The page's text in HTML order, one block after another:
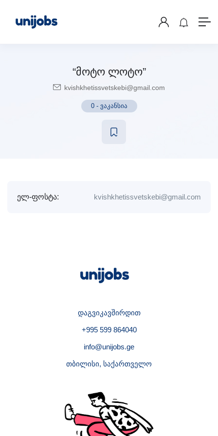
“მოტო ლოტო”
kvishkhetissvetskebi@gmail.com
0- ვაკანსია
ელ-ფოსტა: kvishkhetissvetskebi@gmail.com
დაგვიკავშირდით
+995 599 864040
info@unijobs.ge
თბილისი, საქართველო